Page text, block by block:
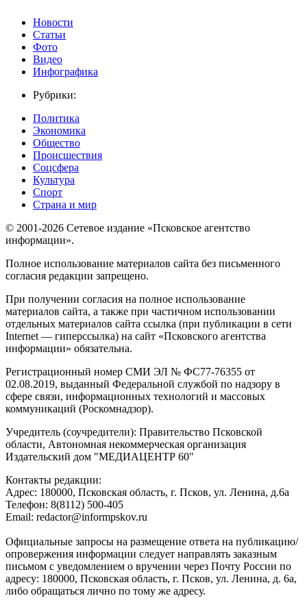
Новости
Статьи
Фото
Видео
Инфографика
Рубрики:
Политика
Экономика
Общество
Происшествия
Соцсфера
Культура
Спорт
Страна и мир
© 2001-2026 Сетевое издание «Псковское агентство
информации».
Полное использование материалов сайта без письменного
согласия редакции запрещено.
При получении согласия на полное использование
материалов сайта, а также при частичном использовании
отдельных материалов сайта ссылка (при публикации в сети
Internet — гиперссылка) на сайт «Псковского агентства
информации» обязательна.
Регистрационный номер СМИ ЭЛ № ФС77-76355 от
02.08.2019, выданный Федеральной службой по надзору в
сфере связи, информационных технологий и массовых
коммуникаций (Роскомнадзор).
Учредитель (соучредители): Правительство Псковской
области, Автономная некоммерческая организация
Издательский дом "МЕДИАЦЕНТР 60"
Контакты редакции:
Адреc: 180000, Псковская область, г. Псков, ул. Ленина, д.6а
Телефон: 8(8112) 500-405
Email: redactor@informpskov.ru
Официальные запросы на размещение ответа на публикацию/
опровержения информации следует направлять заказным
письмом с уведомлением о вручении через Почту России по
адресу: 180000, Псковская область, г. Псков, ул. Ленина, д. 6а,
либо обращаться лично по тому же адресу.